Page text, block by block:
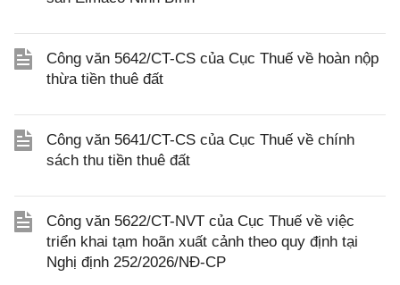
Công văn 5642/CT-CS của Cục Thuế về hoàn nộp
thừa tiền thuê đất
Công văn 5641/CT-CS của Cục Thuế về chính
sách thu tiền thuê đất
Công văn 5622/CT-NVT của Cục Thuế về việc
triển khai tạm hoãn xuất cảnh theo quy định tại
Nghị định 252/2026/NĐ-CP